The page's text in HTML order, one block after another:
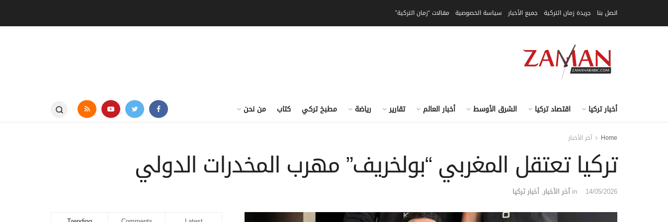
اتصل بنا جريدة زمان التركية جميع الأخبار سياسة الخصوصية مقالات “زمان التركية”
أخبار تركيا اقتصاد تركيا الشرق الأوسط أخبار العالم تقارير رياضة مطبخ تركي كتاب من نحن
Home آخر الأخبار
تركيا تعتقل المغربي “بولخريف” مهرب المخدرات الدولي
14/05/2026
in آخر الأخبار, أخبار تركيا